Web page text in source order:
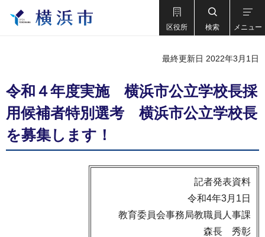
区役所 検索 メニュー
最終更新日 2022年3月1日
令和４年度実施 横浜市公立学校長採
用候補者特別選考 横浜市公立学校長
を募集します！
記者発表資料
令和4年3月1日
教育委員会事務局教職員人事課
森長 秀彰